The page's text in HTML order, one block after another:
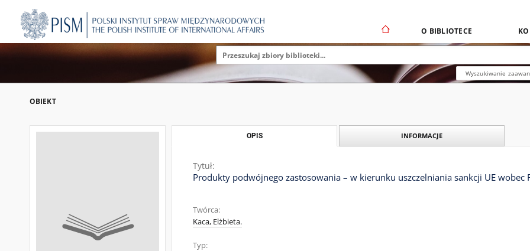
O BIBLIOTECE
Wyszukiwanie
OBIEKT
OPIS INFORMACJE
Tytuł:
Produkty podwójnego zastosowania – w kierunku uszczelniania sankcji UE wobec
Twórca:
Kaca, Elżbieta.
Typ: